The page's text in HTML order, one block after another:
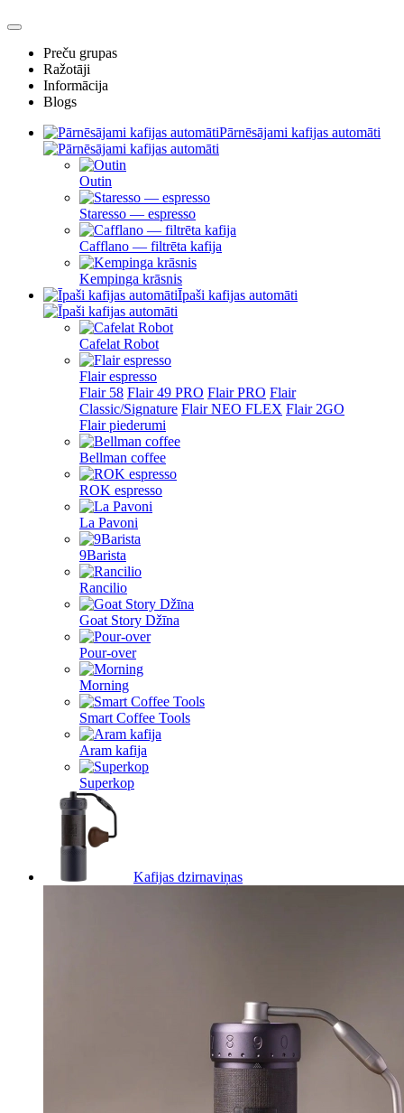
Preču grupas
Ražotāji
Informācija
Blogs
Pārnēsājami kafijas automāti
Outin
Staresso — espresso
Cafflano — filtrēta kafija
Kempinga krāsnis
Īpaši kafijas automāti
Cafelat Robot
Flair espresso
Flair 58 Flair 49 PRO Flair PRO Flair
Classic/Signature Flair NEO FLEX Flair 2GO
Flair piederumi
Bellman coffee
ROK espresso
La Pavoni
9Barista
Rancilio
Goat Story Džīna
Pour-over
Morning
Smart Coffee Tools
Aram kafija
Superkop
Kafijas dzirnaviņas